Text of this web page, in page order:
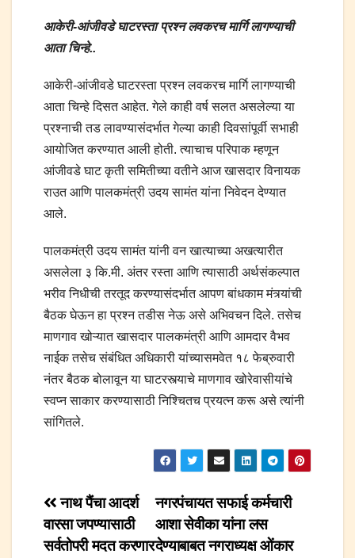
आकेरी-आंजीवडे घाटरस्ता प्रश्न लवकरच मार्गि लागण्याची
आता चिन्हे..
आकेरी-आंजीवडे घाटरस्ता प्रश्न लवकरच मार्गि लागण्याची
आता चिन्हे दिसत आहेत. गेले काही वर्ष सलत असलेल्या या
प्रश्नाची तड लावण्यासंदर्भात गेल्या काही दिवसांपूर्वी सभाही
आयोजित करण्यात आली होती. त्याचाच परिपाक म्हणून
आंजीवडे घाट कृती समितीच्या वतीने आज खासदार विनायक
राउत आणि पालकमंत्री उदय सामंत यांना निवेदन देण्यात
आले.
पालकमंत्री उदय सामंत यांनी वन खात्याच्या अखत्यारीत
असलेला ३ कि.मी. अंतर रस्ता आणि त्यासाठी अर्थसंकल्पात
भरीव निधीची तरतूद करण्यासंदर्भात आपण बांधकाम मंत्र्यांची
बैठक घेऊन हा प्रश्न तडीस नेऊ असे अभिवचन दिले. तसेच
माणगाव खोऱ्यात खासदार पालकमंत्री आणि आमदार वैभव
नाईक तसेच संबंधित अधिकारी यांच्यासमवेत १८ फेब्रुवारी
नंतर बैठक बोलावून या घाटरस्त्याचे माणगाव खोरेवासीयांचे
स्वप्न साकार करण्यासाठी निश्चितच प्रयत्न करू असे त्यांनी
सांगितले.
Post
navigation
नगरपंचायत सफाई कर्मचारी
आशा सेवीका यांना लस
देण्याबाबत नगराध्यक्ष ओंकार
नाथ पैंचा आदर्श
वारसा जपण्यासाठी
सर्वतोपरी मदत करणार